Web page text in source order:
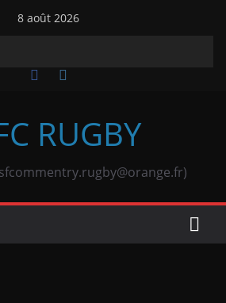
8 août 2026
RUGBY